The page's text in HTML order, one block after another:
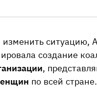
ситуацию,
создание
,
по всей